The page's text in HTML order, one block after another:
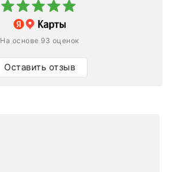
На основе 93 оценок
Оставить отзыв